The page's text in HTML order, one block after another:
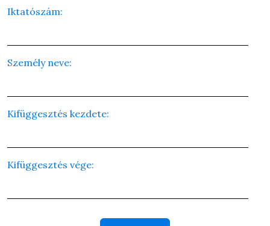
Iktatószám:
Személy neve:
Kifüggesztés kezdete:
Kifüggesztés vége: